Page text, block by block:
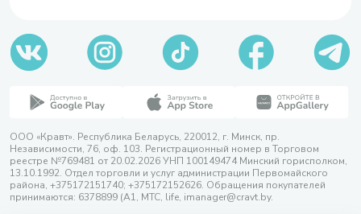
ООО «Кравт». Республика Беларусь, 220012, г. Минск, пр.
Независимости, 76, оф. 103. Регистрационный номер в Торговом
реестре №769481 от 20.02.2026 УНП 100149474 Минский горисполком,
13.10.1992. Отдел торговли и услуг администрации Первомайского
района, +375172151740; +375172152626. Обращения покупателей
принимаются: 6378899 (А1, МТС, life, imanager@cravt.by.